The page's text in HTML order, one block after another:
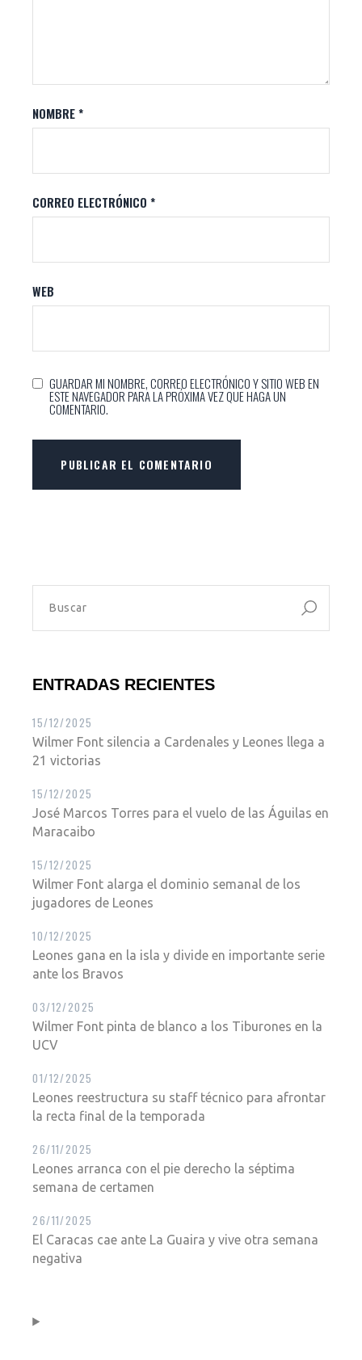
NOMBRE*
CORREO ELECTRÓNICO*
WEB
GUARDAR MI NOMBRE, CORREO ELECTRÓNICO Y SITIO WEB EN
ESTE NAVEGADOR PARA LA PRÓXIMA VEZ QUE HAGA UN
COMENTARIO.
PUBLICAR EL COMENTARIO
ENTRADAS RECIENTES
Wilmer Font silencia a Cardenales y Leones llega a
21 victorias
15/12/2025
José Marcos Torres para el vuelo de las Águilas en
Maracaibo
15/12/2025
Wilmer Font alarga el dominio semanal de los
jugadores de Leones
15/12/2025
Leones gana en la isla y divide en importante serie
ante los Bravos
10/12/2025
Wilmer Font pinta de blanco a los Tiburones en la
UCV
03/12/2025
Leones reestructura su staff técnico para afrontar
la recta final de la temporada
01/12/2025
Leones arranca con el pie derecho la séptima
semana de certamen
26/11/2025
El Caracas cae ante La Guaira y vive otra semana
negativa
26/11/2025